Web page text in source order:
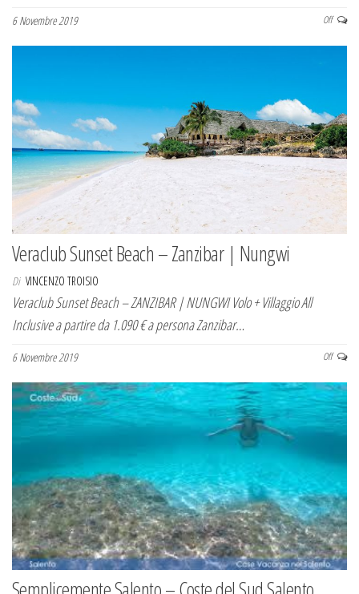
6 Novembre 2019 Off
Veraclub Sunset Beach – Zanzibar | Nungwi
Di VINCENZO TROISIO
Veraclub Sunset Beach – ZANZIBAR | NUNGWI Volo + Villaggio All
Inclusive a partire da 1.090 € a persona Zanzibar…
6 Novembre 2019 Off